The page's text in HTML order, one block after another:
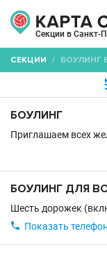
Секции в Санкт-
СЕКЦИИ / БОУЛИНГ
БОУЛИНГ
Приглашаем всех
БОУЛИНГ ДЛЯ
Шесть дорожек
 Показать телефон